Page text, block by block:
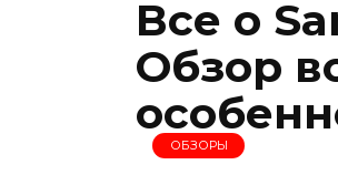
Все о
Обзор
ОБЗОРЫ